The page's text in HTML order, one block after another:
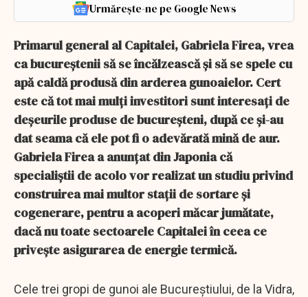
Urmărește-ne pe Google News
Primarul general al Capitalei, Gabriela Firea, vrea
ca bucureștenii să se încălzească și să se spele cu
apă caldă produsă din arderea gunoaielor. Cert
este că tot mai mulți investitori sunt interesați de
deșeurile produse de bucureșteni, după ce și-au
dat seama că ele pot fi o adevărată mină de aur.
Gabriela Firea a anunțat din Japonia că
specialiștii de acolo vor realizat un studiu privind
construirea mai multor stații de sortare și
cogenerare, pentru a acoperi măcar jumătate,
dacă nu toate sectoarele Capitalei în ceea ce
privește asigurarea de energie termică.
Cele trei gropi de gunoi ale Bucureștiului, de la Vidra,